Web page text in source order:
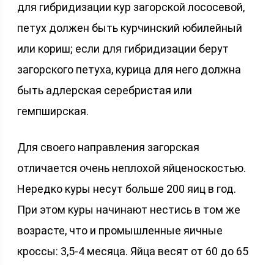
для гибридизации кур загорской лососевой,
петух должен быть курчинский юбилейный
или кориш; если для гибридизации берут
загорского петуха, курица для него должна
быть адлерская серебристая или
гемпширская.
Для своего направления загорская
отличается очень неплохой яйценоскостью.
Нередко куры несут больше 200 яиц в год.
При этом куры начинают нестись в том же
возрасте, что и промышленные яичные
кроссы: 3,5-4 месяца. Яйца весят от 60 до 65